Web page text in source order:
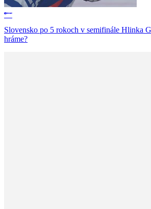
Slovensko po 5 rokoch v semifinále Hlinka
hráme?